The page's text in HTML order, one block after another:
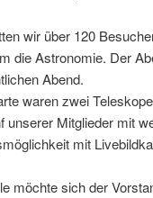
wir über 120
die Astronomie. Der
Abend.
waren zwei
unserer Mitglieder mit
mit
möchte sich der